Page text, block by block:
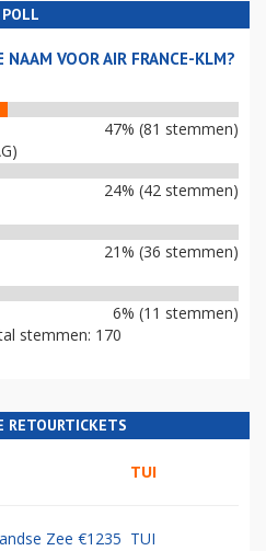
POLL
NAAM VOOR AIR FRANCE-KLM?
47% (81 stemmen)
24% (42 stemmen)
21% (36 stemmen)
6% (11 stemmen)
stemmen: 170
RETOURTICKETS
TUI
Zee €1235 TUI